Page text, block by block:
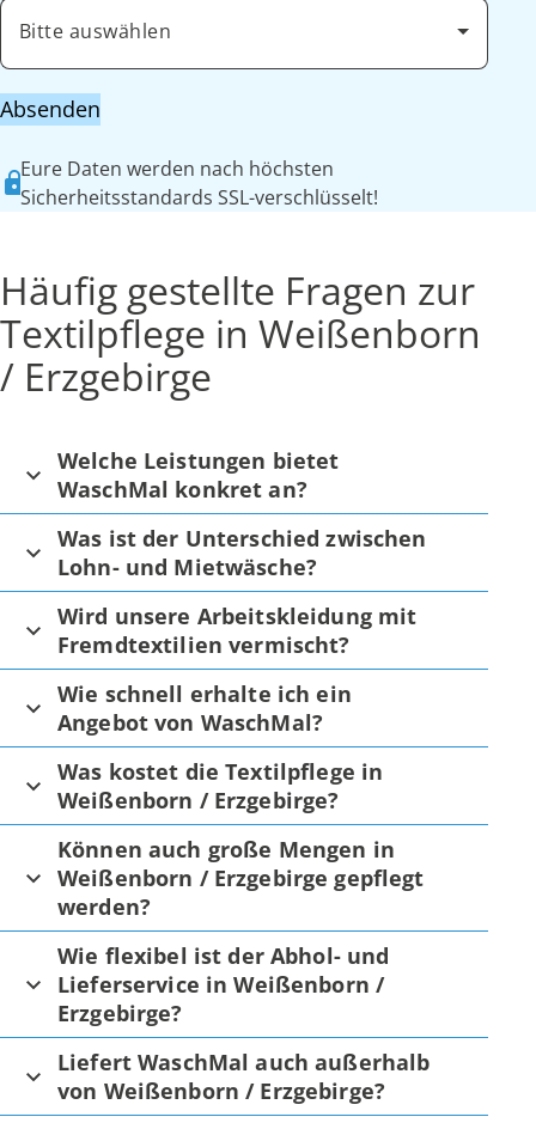
Bitte auswählen
Absenden
Eure Daten werden nach höchsten
Sicherheitsstandards SSL-verschlüsselt!
Häufig gestellte Fragen zur
Textilpflege in Weißenborn
/ Erzgebirge
Welche Leistungen bietet
WaschMal konkret an?
Was ist der Unterschied zwischen
Lohn- und Mietwäsche?
Wird unsere Arbeitskleidung mit
Fremdtextilien vermischt?
Wie schnell erhalte ich ein
Angebot von WaschMal?
Was kostet die Textilpflege in
Weißenborn / Erzgebirge?
Können auch große Mengen in
Weißenborn / Erzgebirge gepflegt
werden?
Wie flexibel ist der Abhol- und
Lieferservice in Weißenborn /
Erzgebirge?
Liefert WaschMal auch außerhalb
von Weißenborn / Erzgebirge?